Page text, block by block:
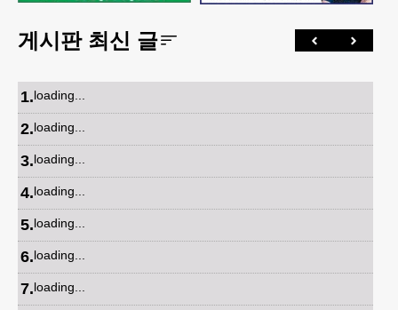
게시판 최신 글
1.loading...
2.loading...
3.loading...
4.loading...
5.loading...
6.loading...
7.loading...